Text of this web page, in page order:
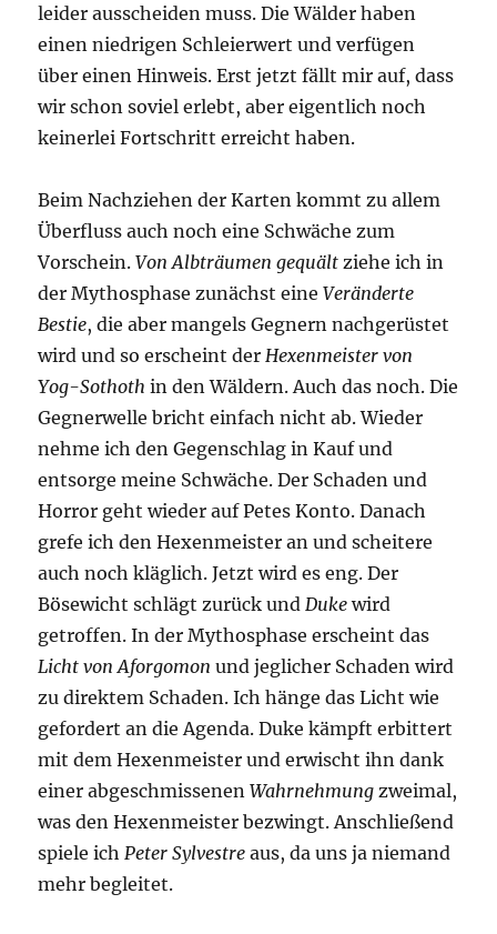
leider ausscheiden muss. Die Wälder haben
einen niedrigen Schleierwert und verfügen
über einen Hinweis. Erst jetzt fällt mir auf, dass
wir schon soviel erlebt, aber eigentlich noch
keinerlei Fortschritt erreicht haben.
Beim Nachziehen der Karten kommt zu allem
Überfluss auch noch eine Schwäche zum
Vorschein.Von Albträumen gequält ziehe ich in
der Mythosphase zunächst eineVeränderte
Bestie, die aber mangels Gegnern nachgerüstet
wird und so erscheint der Hexenmeister von
Yog-Sothoth in den Wäldern. Auch das noch. Die
Gegnerwelle bricht einfach nicht ab. Wieder
nehme ich den Gegenschlag in Kauf und
entsorge meine Schwäche. Der Schaden und
Horror geht wieder auf Petes Konto. Danach
grefe ich den Hexenmeister an und scheitere
auch noch kläglich. Jetzt wird es eng. Der
Bösewicht schlägt zurück und Duke wird
getroffen. In der Mythosphase erscheint das
Licht von Aforgomon und jeglicher Schaden wird
zu direktem Schaden. Ich hänge das Licht wie
gefordert an die Agenda. Duke kämpft erbittert
mit dem Hexenmeister und erwischt ihn dank
einer abgeschmissenenWahrnehmung zweimal,
was den Hexenmeister bezwingt. Anschließend
spiele ich Peter Sylvestre aus, da uns ja niemand
mehr begleitet.